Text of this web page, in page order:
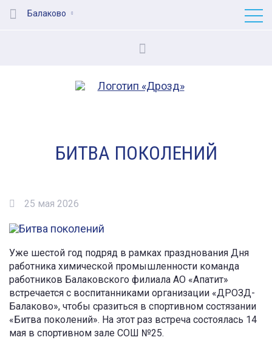
Балаково
БИТВА ПОКОЛЕНИЙ
25 мая 2026
Уже шестой год подряд в рамках празднования Дня
работника химической промышленности команда
работников Балаковского филиала АО «Апатит»
встречается с воспитанниками организации «ДРОЗД-
Балаково», чтобы сразиться в спортивном состязании
«Битва поколений». На этот раз встреча состоялась 14
мая в спортивном зале СОШ №25.